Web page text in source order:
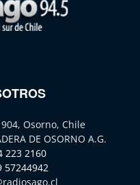
Osorno, Chile
DE OSORNO A.G.
223 2160
57244942